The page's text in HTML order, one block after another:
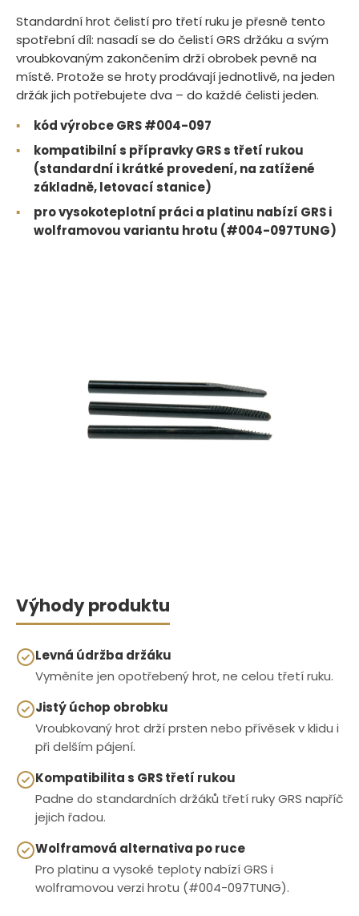
Standardní hrot čelistí pro třetí ruku je přesně tento
spotřební díl: nasadí se do čelistí GRS držáku a svým
vroubkovaným zakončením drží obrobek pevně na
místě. Protože se hroty prodávají jednotlivě, na jeden
držák jich potřebujete dva – do každé čelisti jeden.
▪
kód výrobce GRS #004-097
▪
kompatibilní s přípravky GRS s třetí rukou
(standardní i krátké provedení, na zatížené
základně, letovací stanice)
▪
pro vysokoteplotní práci a platinu nabízí GRS i
wolframovou variantu hrotu (#004-097TUNG)
Výhody produktu
Levná údržba držáku
Vyměníte jen opotřebený hrot, ne celou třetí ruku.
Jistý úchop obrobku
Vroubkovaný hrot drží prsten nebo přívěsek v klidu i
při delším pájení.
Kompatibilita s GRS třetí rukou
Padne do standardních držáků třetí ruky GRS napříč
jejich řadou.
Wolframová alternativa po ruce
Pro platinu a vysoké teploty nabízí GRS i
wolframovou verzi hrotu (#004-097TUNG).